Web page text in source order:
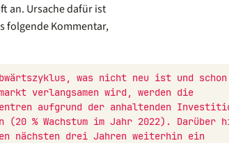
an. Ursache dafür ist
folgende Kommentar,
was nicht neu ist und
verlangsamen wird, werden die
aufgrund der anhaltenden
% Wachstum im Jahr 2022). Darüber
nächsten drei Jahren weiterhin ein